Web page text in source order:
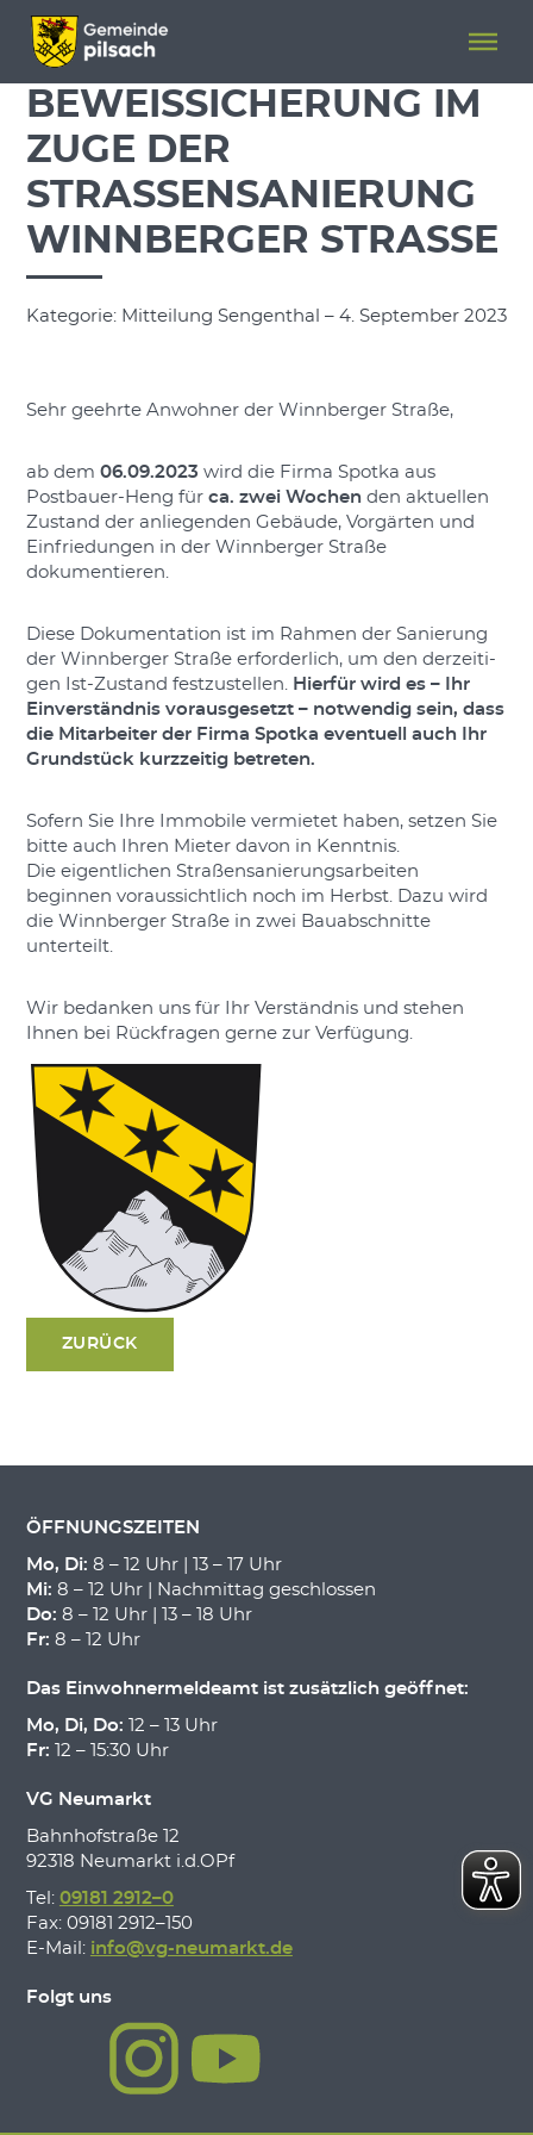
Menü überspringen
Menü überspringen
BEWEISSICHERUNG IM
ZUGE DER
STRASSENSANIERUNG W
INNBERGER STRASSE
Kategorie: Mitteilung Sengenthal – 4. September 2023
Sehr geehrte Anwohner der Winnberger Straße,
ab dem 06.09.2023 wird die Firma Spotka aus
Postbauer-Heng für ca. zwei Wochenden aktuellen
Zustand der anliegenden Gebäude, Vorgärten und
Einfriedungen in der Winnberger Straße
dokumentieren.
Diese Dokumentation ist im Rahmen der Sanierung
der Winnberger Straße erforderlich, um den derzeiti-
gen Ist-Zustand festzustellen. Hierfür wird es – Ihr
Einverständnis vorausgesetzt – notwendig sein, dass
die Mitarbeiter der Firma Spotka eventuell auch Ihr
Grundstück kurzzeitig betreten.
Sofern Sie Ihre Immobile vermietet haben, setzen Sie
bitte auch Ihren Mieter davon in Kenntnis.
Die eigentlichen Straßensanierungsarbeiten
beginnen voraussichtlich noch im Herbst. Dazu wird
die Winnberger Straße in zwei Bauabschnitte
unterteilt.
Wir bedanken uns für Ihr Verständnis und stehen
Ihnen bei Rückfragen gerne zur Verfügung.
ZURÜCK
ÖFFNUNGSZEITEN
Mo, Di: 8 – 12 Uhr | 13 – 17 Uhr
Mi: 8 – 12 Uhr | Nachmittag geschlossen
Do: 8 – 12 Uhr | 13 – 18 Uhr
Fr: 8 – 12 Uhr
Das Einwohnermeldeamt ist zusätzlich geöffnet:
Mo, Di, Do: 12 – 13 Uhr
Fr: 12 – 15:30 Uhr
VG Neumarkt
Bahnhofstraße 12
92318 Neumarkt i.d.OPf
Tel: 09181 2912–0
Fax: 09181 2912–150
E-Mail: info@vg-neumarkt.de
Folgt uns